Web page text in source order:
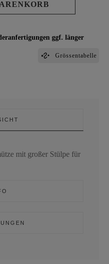
ggf. länger
Grössentabelle
mit großer Stülpe für